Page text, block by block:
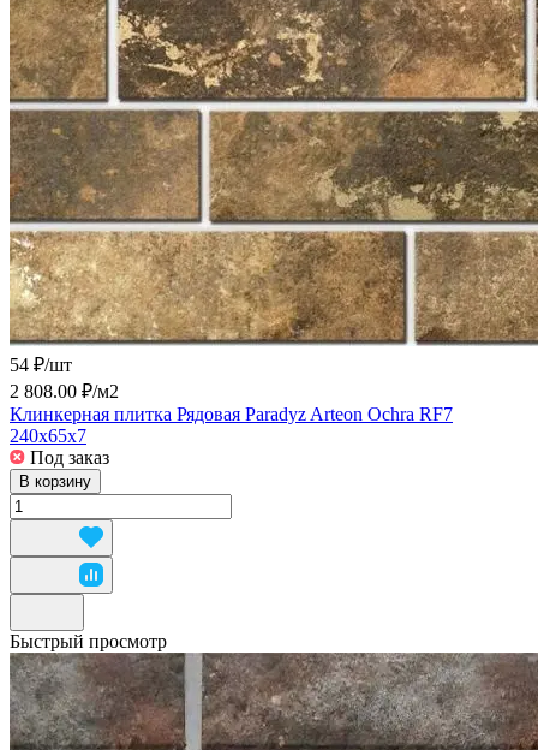
54 ₽/шт
2 808.00 ₽/м2
Клинкерная плитка Рядовая Paradyz Arteon Ochra RF7
240x65x7
Под заказ
В корзину
Быстрый просмотр